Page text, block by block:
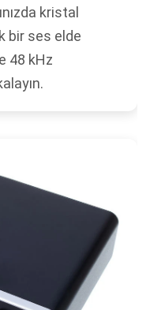
kristal
bir ses elde
48 kHz